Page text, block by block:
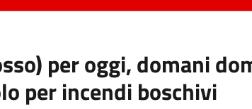
per oggi, domani
per incendi boschivi